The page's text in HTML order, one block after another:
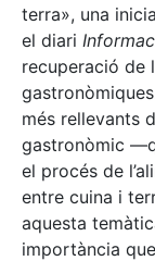
terra», una
el diari
recuperació de
més rellevants
gastronòmic
el procés de
entre cuina i
aquesta
importància